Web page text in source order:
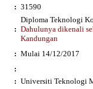
: 31590
:
Diploma Teknologi
Dahulunya dikenali
Kandungan
: Mulai 14/12/2017
:
: Universiti Teknologi